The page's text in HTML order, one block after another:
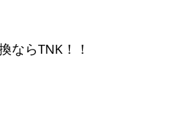
ならTNK！！